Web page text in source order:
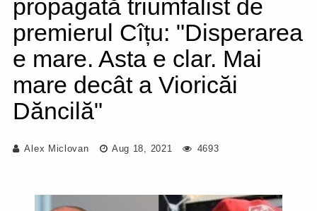
propagată triumfalist de
premierul Cîțu: "Disperarea
e mare. Asta e clar. Mai
mare decât a Vioricăi
Dăncilă"
Alex Miclovan Aug 18, 2021 4693